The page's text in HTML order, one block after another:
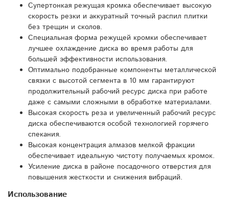
Супертонкая режущая кромка обеспечивает высокую
скорость резки и аккуратный точный распил плитки
без трещин и сколов.
Специальная форма режущей кромки обеспечивает
лучшее охлаждение диска во время работы для
большей эффективности использования.
Оптимально подобранные компоненты металлической
связки с высотой сегмента в 10 мм гарантируют
продолжительный рабочий ресурс диска при работе
даже с самыми сложными в обработке материалами.
Высокая скорость реза и увеличенный рабочий ресурс
диска обеспечиваются особой технологией горячего
спекания.
Высокая концентрация алмазов мелкой фракции
обеспечивает идеальную чистоту получаемых кромок.
Усиление диска в районе посадочного отверстия для
повышения жесткости и снижения вибраций.
Использование